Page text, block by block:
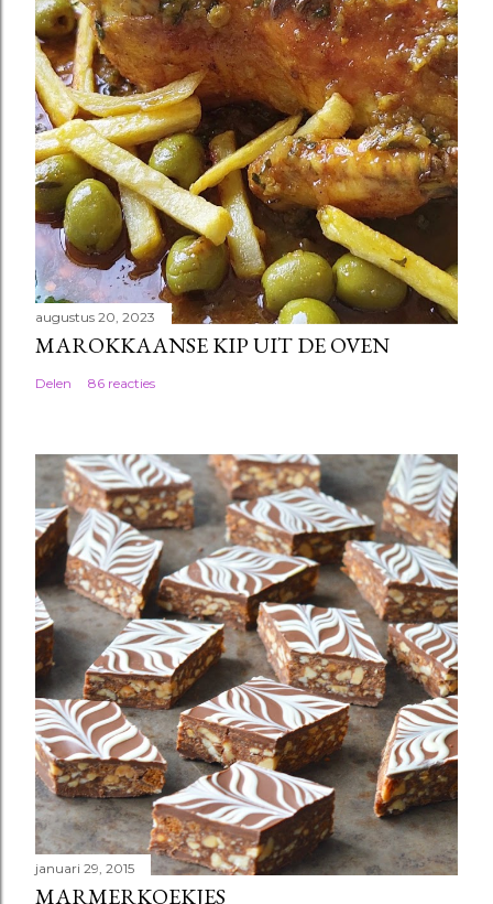
augustus 20, 2023
MAROKKAANSE KIP UIT DE OVEN
Delen 86 reacties
januari 29, 2015
MARMERKOEKJES